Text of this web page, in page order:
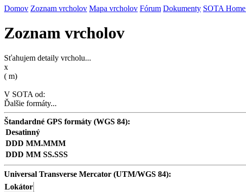
Domov Zoznam vrcholov Mapa vrcholov Fórum Dokumenty SOTA Home
Zoznam vrcholov
Sťahujem detaily vrcholu...
x
( m)
V SOTA od:
Ďalšie formáty...
Štandardné GPS formáty (WGS 84):
Desatinný
DDD MM.MMM
DDD MM SS.SSS
Universal Transverse Mercator (UTM/WGS 84):
Lokátor